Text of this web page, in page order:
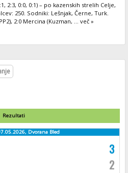
2:3, 0:0, 0:1) – po kazenskih strelih Celje,
250. Sodniki: Lešnjak, Černe, Turk.
2:0 Mercina (Kuzman, ... več »
Rezultati
Dvorana Bled
3
2